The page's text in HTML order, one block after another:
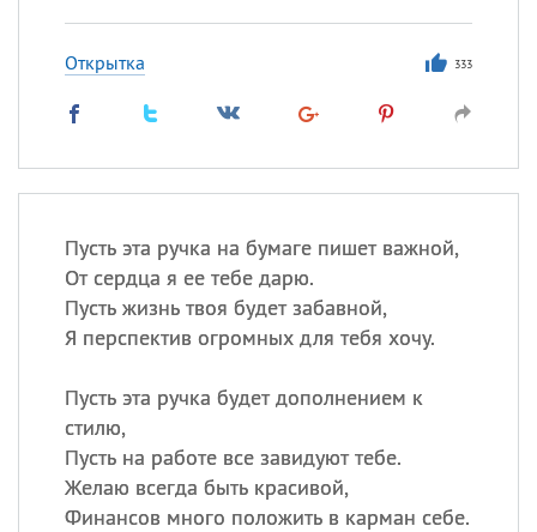
Открытка 333
Пусть эта ручка на бумаге пишет важной,
От сердца я ее тебе дарю.
Пусть жизнь твоя будет забавной,
Я перспектив огромных для тебя хочу.
Пусть эта ручка будет дополнением к
стилю,
Пусть на работе все завидуют тебе.
Желаю всегда быть красивой,
Финансов много положить в карман себе.